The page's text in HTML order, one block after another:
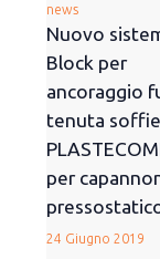
news
Nuovo
Block per
ancoraggio
tenuta
per
24 Giugno 2019